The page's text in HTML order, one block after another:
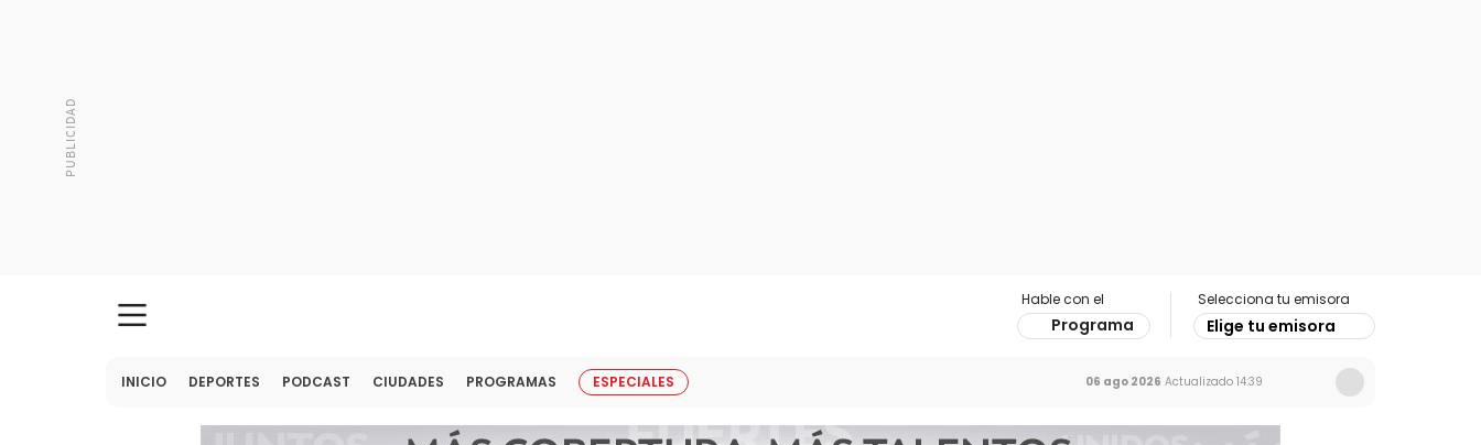
Hable con el
Programa
Selecciona tu emisora
Elige tu emisora
INICIO DEPORTES PODCAST CIUDADES PROGRAMAS ESPECIALES 06 ago 2026 Actualizado 14:39